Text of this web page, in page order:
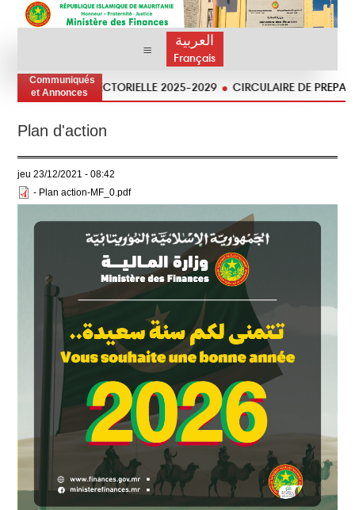
العربية
Français
Communiqués
et Annonces
STRATÉGIE SECTORIELLE 2025-2029 CIRCULAIRE DE
Plan d'action
jeu 23/12/2021 - 08:42
- Plan action-MF_0.pdf